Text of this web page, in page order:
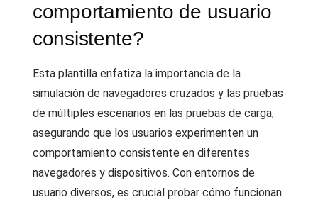
comportamiento de usuario
consistente?
Esta plantilla enfatiza la importancia de la
simulación de navegadores cruzados y las pruebas
de múltiples escenarios en las pruebas de carga,
asegurando que los usuarios experimenten un
comportamiento consistente en diferentes
navegadores y dispositivos. Con entornos de
usuario diversos, es crucial probar cómo funcionan